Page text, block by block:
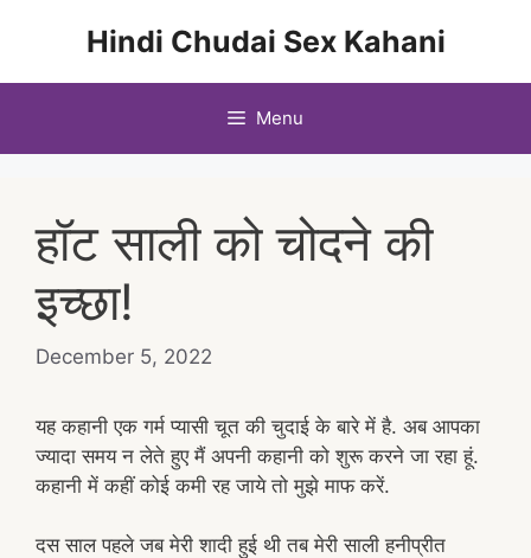
Hindi Chudai Sex Kahani
Menu
हॉट साली को चोदने की
इच्छा!
December 5, 2022
यह कहानी एक गर्म प्यासी चूत की चुदाई के बारे में है. अब आपका
ज्यादा समय न लेते हुए मैं अपनी कहानी को शुरू करने जा रहा हूं.
कहानी में कहीं कोई कमी रह जाये तो मुझे माफ करें.
दस साल पहले जब मेरी शादी हुई थी तब मेरी साली हनीप्रीत